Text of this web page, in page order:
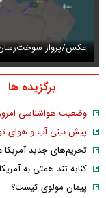
عکس/پرواز
برگزیده ها
وضعیت هواشناسی
پیش بینی آب و هوای تهران ۱۷
تحریم‌های جدید آمریکا
کنایه تند همتی به آمریکا
پیمان مولوی کیست؟